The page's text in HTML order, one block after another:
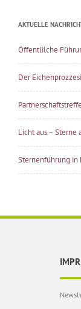
AKTUELLE
Öffentlilche
Der
Licht aus – Sterne
Sternenführung in